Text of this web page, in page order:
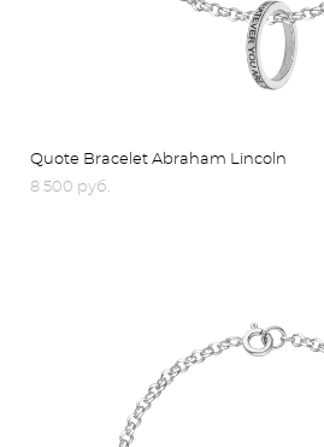
Quote Bracelet Abraham Lincoln
8 500 pуб.